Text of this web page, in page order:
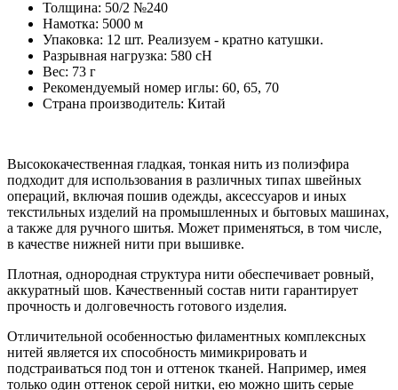
Толщина: 50/2 №240
Намотка: 5000 м
Упаковка: 12 шт. Реализуем - кратно катушки.
Разрывная нагрузка: 580 сН
Вес: 73 г
Рекомендуемый номер иглы: 60, 65, 70
Страна производитель: Китай
Высококачественная гладкая, тонкая нить из полиэфира
подходит для использования в различных типах швейных
операций, включая пошив одежды, аксессуаров и иных
текстильных изделий на промышленных и бытовых машинах,
а также для ручного шитья. Может применяться, в том числе,
в качестве нижней нити при вышивке.
Плотная, однородная структура нити обеспечивает ровный,
аккуратный шов. Качественный состав нити гарантирует
прочность и долговечность готового изделия.
Отличительной особенностью филаментных комплексных
нитей является их способность мимикрировать и
подстраиваться под тон и оттенок тканей. Например, имея
только один оттенок серой нитки, ею можно шить серые